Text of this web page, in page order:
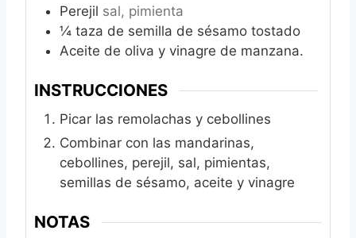
Perejil sal, pimienta
¼ taza de semilla de sésamo tostado
Aceite de oliva y vinagre de manzana.
INSTRUCCIONES
Picar las remolachas y cebollines
Combinar con las mandarinas,
cebollines, perejil, sal, pimientas,
semillas de sésamo, aceite y vinagre
NOTAS